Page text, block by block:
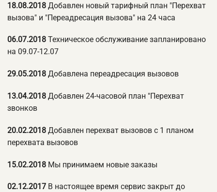
18.08.2018 Добавлен новый тарифный план "Перехват
вызова" и "Переадресация вызова" на 24 часа
06.07.2018 Техническое обслуживание запланировано
на 09.07-12.07
29.05.2018 Добавлена переадресация вызовов
13.04.2018 Добавлен 24-часовой план "Перехват
звонков
20.02.2018 Добавлен перехват вызовов с 1 планом
перехвата вызовов
15.02.2018 Мы принимаем новые заказы
02.12.2017 В настоящее время сервис закрыт до